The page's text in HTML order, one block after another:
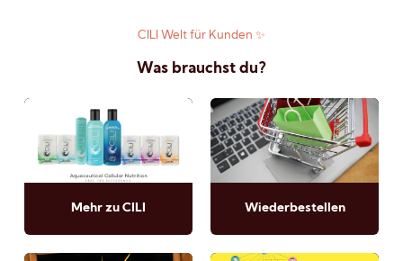
CILI Welt für Kunden ✨
Was brauchst du?
Mehr zu CILI Wiederbestellen